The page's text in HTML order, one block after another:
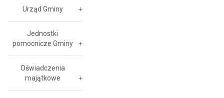
Urząd Gminy
Jednostki
pomocnicze Gminy
Oświadczenia
majątkowe